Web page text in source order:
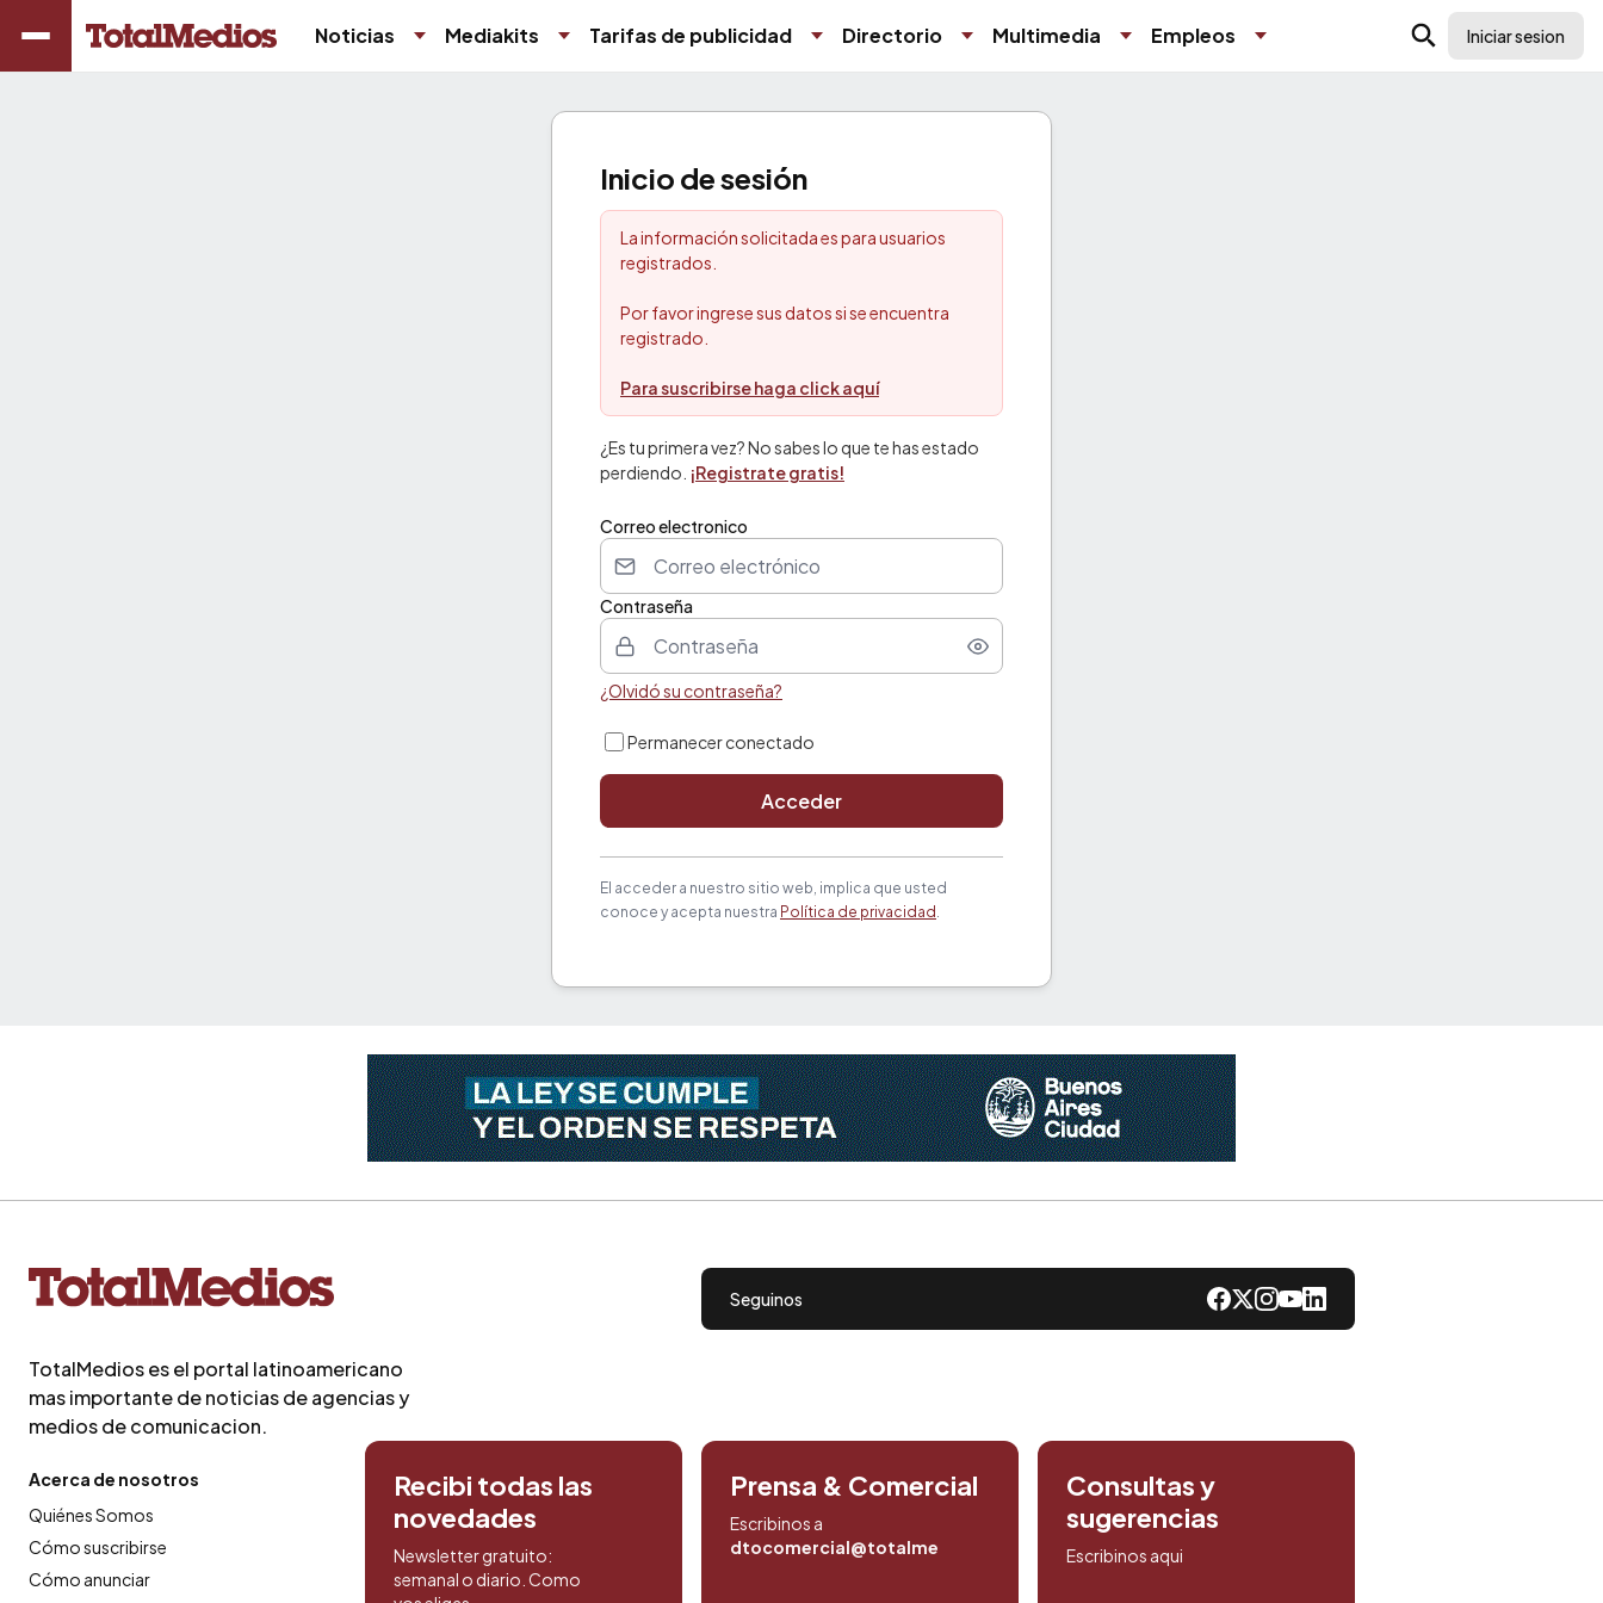
Noticias Mediakits Tarifas de publicidad Directorio Multimedia Empleos Iniciar sesion
Inicio de sesión
La información solicitada es para usuarios
registrados.
Por favor ingrese sus datos si se encuentra
registrado.
Para suscribirse haga click aquí
¿Es tu primera vez? No sabes lo que te has estado
perdiendo. ¡Registrate gratis!
Correo electronico
Contraseña
¿Olvidó su contraseña?
Permanecer conectado
Acceder
El acceder a nuestro sitio web, implica que usted
conoce y acepta nuestra Política de privacidad .
TotalMedios es el portal latinoamericano
mas importante de noticias de agencias y
medios de comunicacion.
Seguinos
Acerca de nosotros
Quiénes Somos
Cómo suscribirse
Cómo anunciar
Recibi todas las
novedades
Newsletter gratuito:
semanal o diario. Como
Prensa & Comercial
Escribinos a
dtocomercial@totalmedios.com
Consultas y
sugerencias
Escribinos aqui